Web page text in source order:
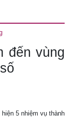
đến vùng
5 nhiệm vụ thành